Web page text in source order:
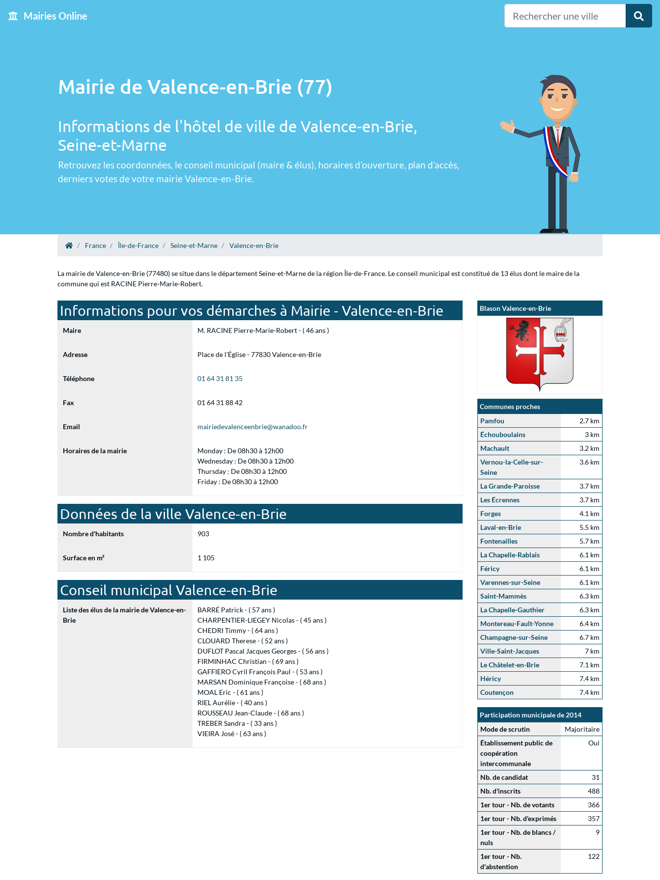
Mairies Online
Mairie de Valence-en-Brie (77)
Informations de l'hôtel de ville de Valence-en-Brie,
Seine-et-Marne
Retrouvez les coordonnées, le conseil municipal (maire & élus), horaires d'ouverture, plan d'accès,
derniers votes de votre mairie Valence-en-Brie.
France Île-de-France Seine-et-Marne Valence-en-Brie
La mairie de Valence-en-Brie (77480) se situe dans le département Seine-et-Marne de la région Île-de-France. Le conseil municipal est constitué de 13 élus dont le maire de la
commune qui est RACINE Pierre-Marie-Robert.
Informations pour vos démarches à Mairie - Valence-en-Brie
Maire M. RACINE Pierre-Marie-Robert - ( 46 ans )
Adresse Place de l'Église - 77830 Valence-en-Brie
Téléphone 01 64 31 81 35
Fax 01 64 31 88 42
Email mairiedevalenceenbrie@wanadoo.fr
Horaires de la mairie
Monday : De 08h30 à 12h00
Wednesday : De 08h30 à 12h00
Thursday : De 08h30 à 12h00
Friday : De 08h30 à 12h00
Données de la ville Valence-en-Brie
Nombre d'habitants 903
Surface en m² 1 105
Conseil municipal Valence-en-Brie
Liste des élus de la mairie de Valence-en-
Brie
BARRÉ Patrick - ( 57 ans )
CHARPENTIER-LIEGEY Nicolas - ( 45 ans )
CHEDRI Timmy - ( 64 ans )
CLOUARD Therese - ( 52 ans )
DUFLOT Pascal Jacques Georges - ( 56 ans )
FIRMINHAC Christian - ( 69 ans )
GAFFIERO Cyril François Paul - ( 53 ans )
MARSAN Dominique Françoise - ( 68 ans )
MOAL Eric - ( 61 ans )
RIEL Aurélie - ( 40 ans )
ROUSSEAU Jean-Claude - ( 68 ans )
TREBER Sandra - ( 33 ans )
VIEIRA José - ( 63 ans )
Blason Valence-en-Brie
Communes proches
Pamfou
2.7 km
Échouboulains
3 km
Machault
3.2 km
Vernou-la-Celle-sur-
Seine
3.6 km
La Grande-Paroisse
3.7 km
Les Écrennes
3.7 km
Forges
4.1 km
Laval-en-Brie
5.5 km
Fontenailles
5.7 km
La Chapelle-Rablais
6.1 km
Féricy
6.1 km
Varennes-sur-Seine
6.1 km
Saint-Mammès
6.3 km
La Chapelle-Gauthier
6.3 km
Montereau-Fault-Yonne
6.4 km
Champagne-sur-Seine
6.7 km
Ville-Saint-Jacques
7 km
Le Châtelet-en-Brie
7.1 km
Héricy
7.4 km
Coutençon
7.4 km
Participation municipale de 2014
Mode de scrutin
Majoritaire
Établissement public de
coopération
intercommunale
Oui
Nb. de candidat
31
Nb. d'inscrits
488
1er tour - Nb. de votants
366
1er tour - Nb. d'exprimés
357
1er tour - Nb. de blancs /
nuls
9
1er tour - Nb.
d'abstention
122